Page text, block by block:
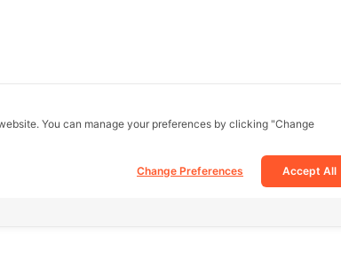
You can manage your preferences by clicking "Change
Accept All
Change Preferences